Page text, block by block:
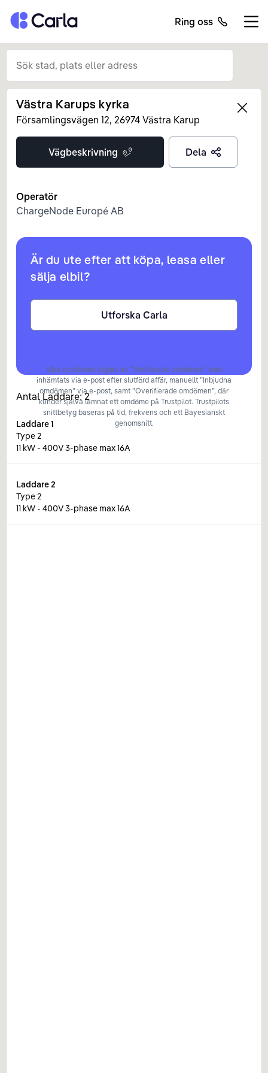
Tillbaka till startsidan Ring oss
Left
Västra Karups kyrka
Församlingsvägen 12, 26974 Västra Karup
Vägbeskrivning Dela
Operatör
ChargeNode Europé AB
Är du ute efter att köpa, leasa eller
sälja elbil?
Utforska Carla
Våra omdömen utgörs av ”Verifierade omdömen” som
inhämtats via e-post efter slutförd affär, manuellt ”Inbjudna
omdömen” via e-post, samt ”Overifierade omdömen”, där
kunder själva lämnat ett omdöme på Trustpilot. Trustpilots
snittbetyg baseras på tid, frekvens och ett Bayesianskt
genomsnitt.
Antal Laddare:2
Laddare1
Type 2
11 kW - 400V 3-phase max 16A
Laddare2
Type 2
11 kW - 400V 3-phase max 16A